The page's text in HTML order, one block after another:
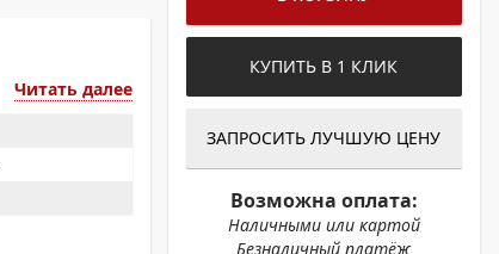
Читать далее
КУПИТЬ В 1 КЛИК
ЗАПРОСИТЬ ЛУЧШУЮ ЦЕНУ
Возможна оплата:
Наличными или картой
Безналичный платёж